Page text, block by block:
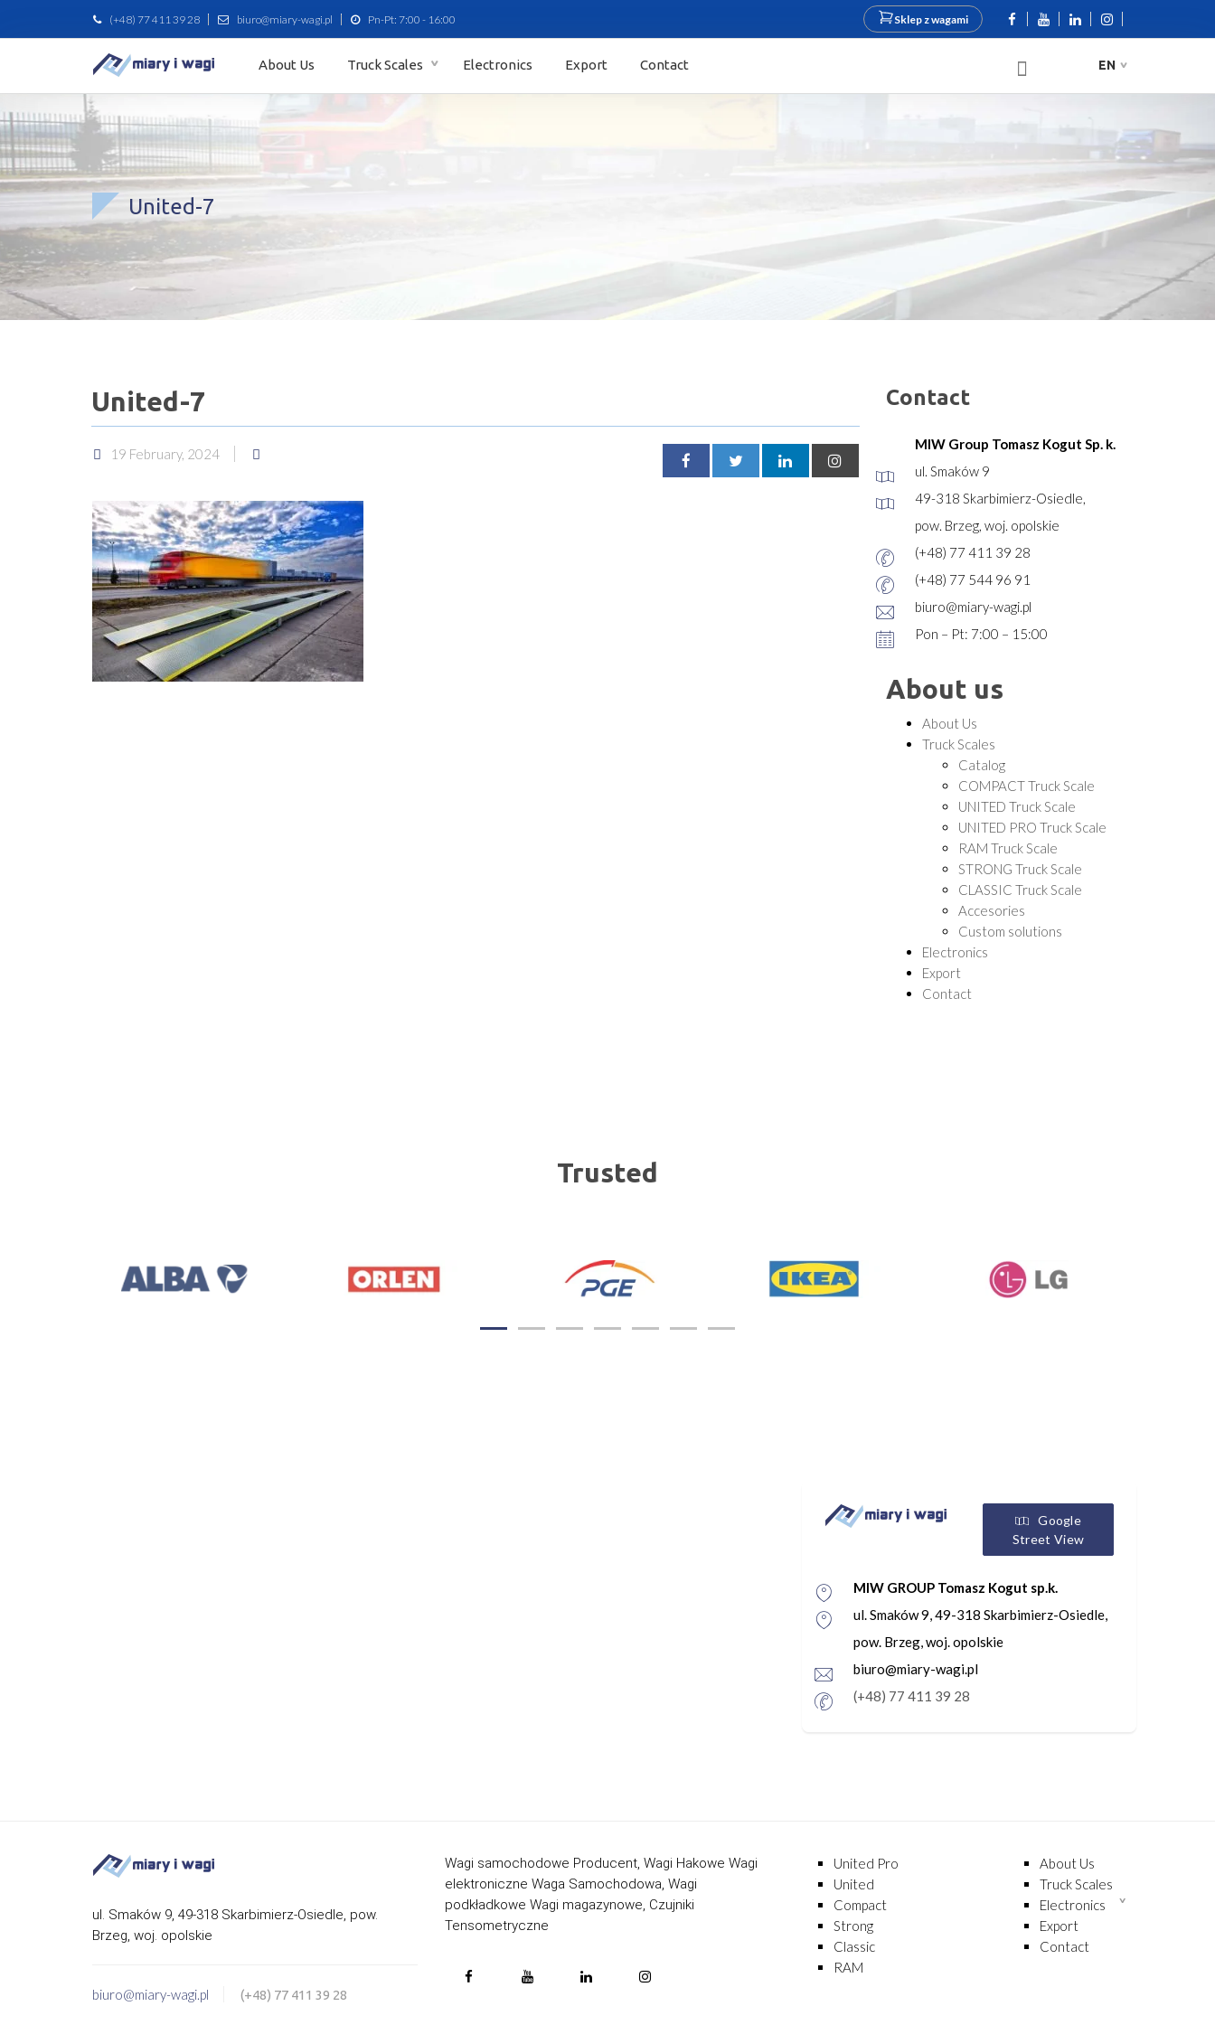
(+48) 77 411 39 28 biuro@miary-wagi.pl Pn-Pt: 7:00 - 16:00 Sklep z wagami
About Us Truck Scales Electronics Export Contact EN
United-7
United-7
19 February, 2024
Contact
MIW Group Tomasz Kogut Sp. k.
ul. Smaków 9
49-318 Skarbimierz-Osiedle,
pow. Brzeg, woj. opolskie
(+48) 77 411 39 28
(+48) 77 544 96 91
biuro@miary-wagi.pl
Pon – Pt: 7:00 – 15:00
About us
About Us
Truck Scales
Catalog
COMPACT Truck Scale
UNITED Truck Scale
UNITED PRO Truck Scale
RAM Truck Scale
STRONG Truck Scale
CLASSIC Truck Scale
Accesories
Custom solutions
Electronics
Export
Contact
Trusted
Google
Street View
MIW GROUP Tomasz Kogut sp.k.
ul. Smaków 9, 49-318 Skarbimierz-Osiedle,
pow. Brzeg, woj. opolskie
biuro@miary-wagi.pl
(+48) 77 411 39 28
ul. Smaków 9, 49-318 Skarbimierz-Osiedle, pow.
Brzeg, woj. opolskie
biuro@miary-wagi.pl (+48) 77 411 39 28
Wagi samochodowe Producent, Wagi Hakowe Wagi
elektroniczne Waga Samochodowa, Wagi
podkładkowe Wagi magazynowe, Czujniki
Tensometryczne
United Pro
United
Compact
Strong
Classic
RAM
About Us
Truck Scales
Electronics
Export
Contact